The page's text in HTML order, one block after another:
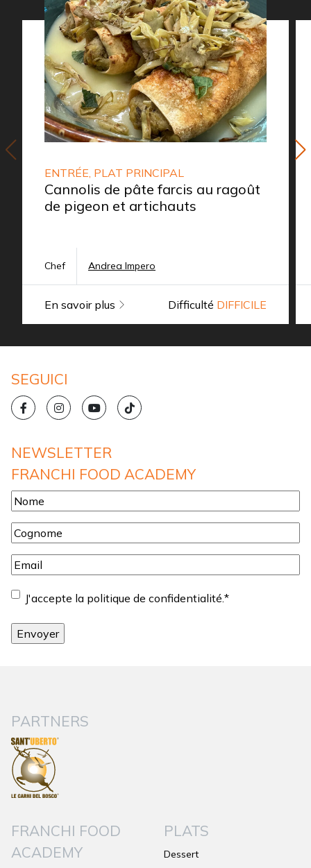
ENTRÉE, PLAT PRINCIPAL
Cannolis de pâte farcis au ragoût
de pigeon et artichauts
Chef Andrea Impero
En savoir plus Difficulté DIFFICILE
SEGUICI
NEWSLETTER
FRANCHI FOOD ACADEMY
Nome*
Cognome*
Email*
Consentement*
J'accepte la politique de confidentialité.*
PARTNERS
FRANCHI FOOD
ACADEMY
PLATS
Dessert